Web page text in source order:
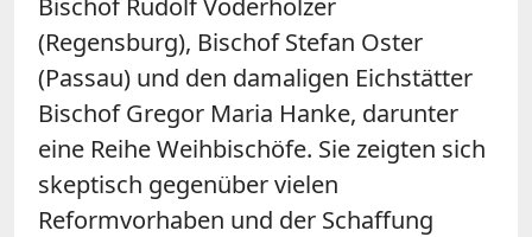
(Regensburg), Bischof Stefan Oster
(Passau) und den damaligen Eichstätter
Bischof Gregor Maria Hanke, darunter
eine Reihe Weihbischöfe. Sie zeigten sich
skeptisch gegenüber vielen
Reformvorhaben und der Schaffung